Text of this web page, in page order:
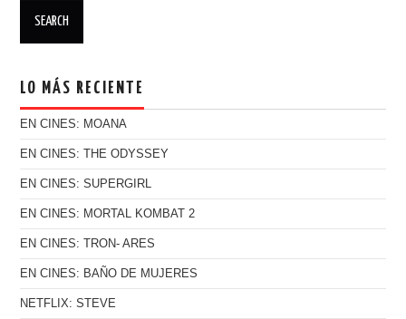
LO MÁS RECIENTE
EN CINES: MOANA
EN CINES: THE ODYSSEY
EN CINES: SUPERGIRL
EN CINES: MORTAL KOMBAT 2
EN CINES: TRON- ARES
EN CINES: BAÑO DE MUJERES
NETFLIX: STEVE